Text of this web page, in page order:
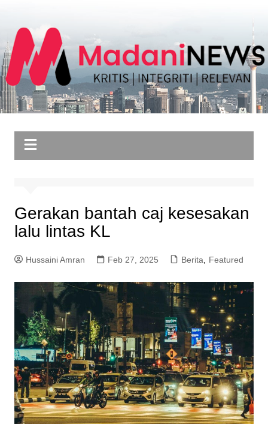
content
Gerakan bantah caj kesesakan
lalu lintas KL
Hussaini Amran Feb 27, 2025 Berita, Featured